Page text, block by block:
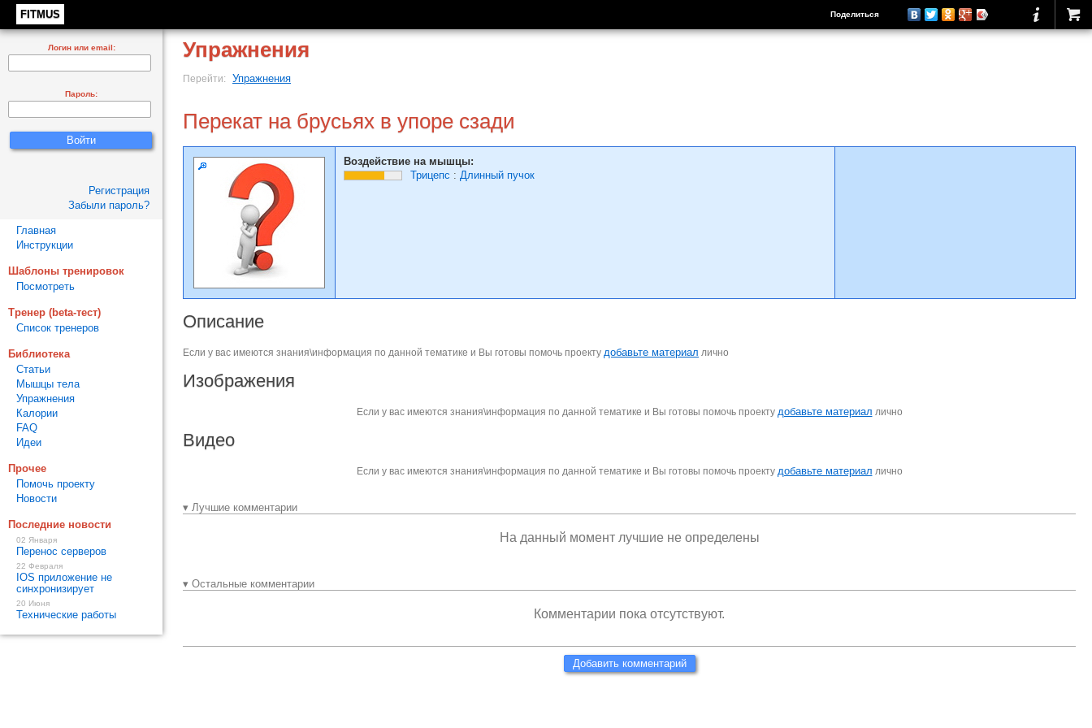
FITMUS Поделиться
Упражнения
Перейти: Упражнения
Перекат на брусьях в упоре сзади
Воздействие на мышцы:
Трицепс : Длинный пучок
Описание
Если у вас имеются знания\информация по данной тематике и Вы готовы помочь проекту добавьте материал лично
Изображения
Если у вас имеются знания\информация по данной тематике и Вы готовы помочь проекту добавьте материал лично
Видео
Если у вас имеются знания\информация по данной тематике и Вы готовы помочь проекту добавьте материал лично
▾ Лучшие комментарии
На данный момент лучшие не определены
▾ Остальные комментарии
Комментарии пока отсутствуют.
Добавить комментарий
Логин или email:
Пароль:
Регистрация
Забыли пароль?
Главная
Инструкции
Шаблоны тренировок
Посмотреть
Тренер (beta-тест)
Список тренеров
Библиотека
Статьи
Мышцы тела
Упражнения
Калории
FAQ
Идеи
Прочее
Помочь проекту
Новости
Последние новости
02 Января
Перенос серверов
22 Февраля
IOS приложение не
синхронизирует
20 Июня
Технические работы